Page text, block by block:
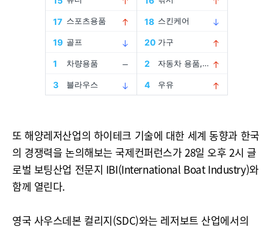
또 해양레저산업의 하이테크 기술에 대한 세계 동향과 한국
의 경쟁력을 논의해보는 국제컨퍼런스가 28일 오후 2시 글
로벌 보팅산업 전문지 IBI(International Boat Industry)와
함께 열린다.
영국 사우스데본 컬리지(SDC)와는 레저보트 산업에서의